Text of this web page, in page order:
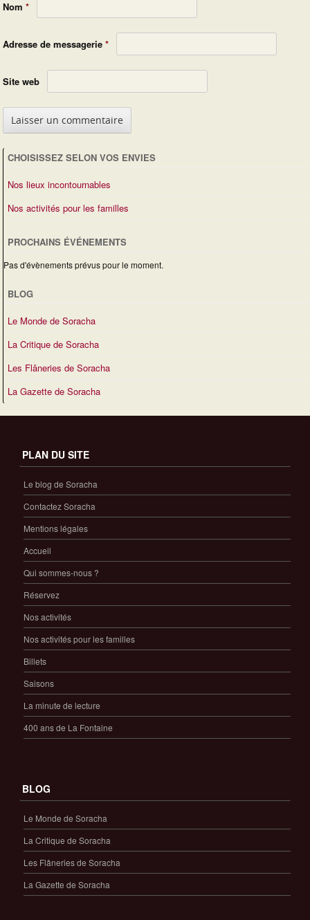
Nom *
Adresse de messagerie *
Site web
CHOISISSEZ SELON VOS ENVIES
Nos lieux incontournables
Nos activités pour les familles
PROCHAINS ÉVÉNEMENTS
Pas d'évènements prévus pour le moment.
BLOG
Le Monde de Soracha
La Critique de Soracha
Les Flâneries de Soracha
La Gazette de Soracha
PLAN DU SITE
Le blog de Soracha
Contactez Soracha
Mentions légales
Accueil
Qui sommes-nous ?
Réservez
Nos activités
Nos activités pour les familles
Billets
Saisons
La minute de lecture
400 ans de La Fontaine
BLOG
Le Monde de Soracha
La Critique de Soracha
Les Flâneries de Soracha
La Gazette de Soracha